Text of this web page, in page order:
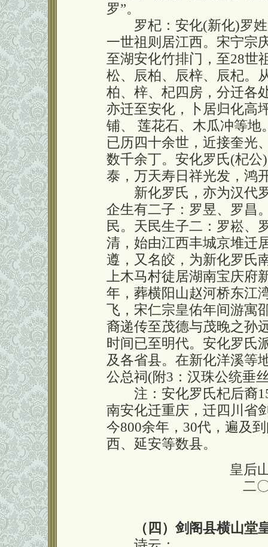
罗”。
罗杞：安化(新化)罗姓
一世祖则居江西。宋宁宗
至湖安化竹排门，至28世
松、辰柏、辰梓、辰杞。
柏、梓、杞四房，分迁各
亦迁至安化，卜居归化高
铺、 莲花石、木瓜冲等地
已历四十余世，近接奎光
数千余丁。安化罗氏(杞
泰，万天寿日祥光发，鸿
新化罗氏，亦为汉代罗
企生有二子：罗昱、罗昌
民。天民生子二：罗崧、
清，始由江西丰城京堆迁
遵，又名皎，为新化罗氏
上木马村徒居湖南宝庆
年，葬横阳山赵河桥东江
飞，宋仁宗皇佑年间游寓
裔递传至茂德与茂晚之孙
时间已至明代。安化罗氏
及各省县。在新化洋溪等
公总祠(附3：汉珠公统垂
注：安化罗氏杞后裔
南安化迁重庆，迁四川省
今800余年，30代，遍及
西、延安等数县。
皇后
二
（四）剑阁县横山堂